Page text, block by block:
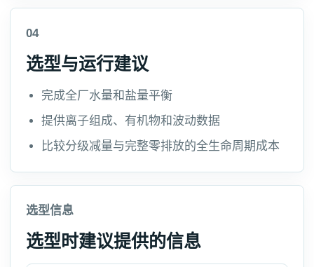
04
选型与运行建议
完成全厂水量和盐量平衡
提供离子组成、有机物和波动数据
比较分级减量与完整零排放的全生命周期成本
选型信息
选型时建议提供的信息